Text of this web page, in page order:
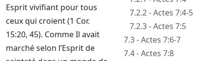
Esprit vivifiant pour tous
ceux qui croient (1 Cor.
15:20, 45). Comme Il avait
marché selon l’Esprit de
7.2.2 - Actes 7:4-5
7.2.3 - Actes 7:5
7.3 - Actes 7:6-7
7.4 - Actes 7:8